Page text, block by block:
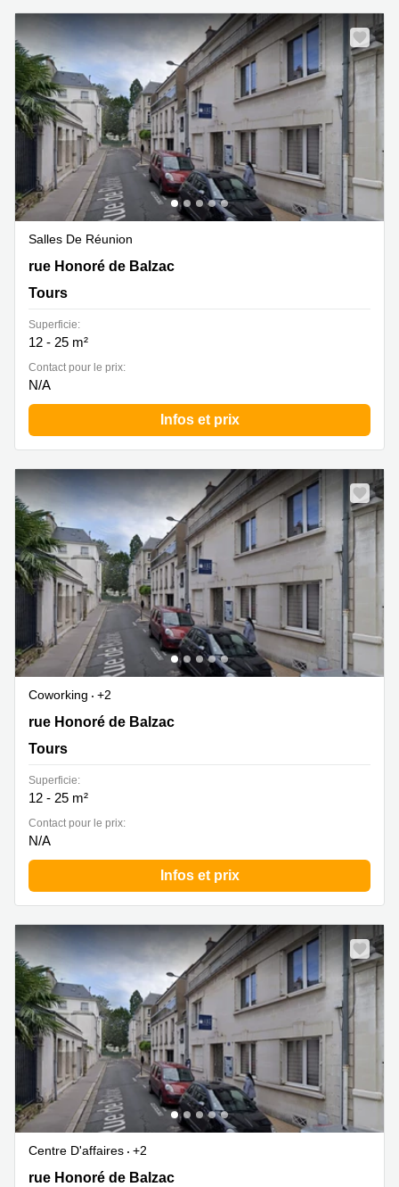
Salles De Réunion
8, rue Honoré de Balzac, Tours
rue Honoré de Balzac
Tours
Superficie:
12 - 25 m²
Contact pour le prix:
N/A
Infos et prix
Coworking
+2
8, rue Honoré de Balzac, Tours
rue Honoré de Balzac
Tours
Superficie:
12 - 25 m²
Contact pour le prix:
N/A
Infos et prix
Centre D'affaires
+2
8, rue Honoré de Balzac, Tours
rue Honoré de Balzac